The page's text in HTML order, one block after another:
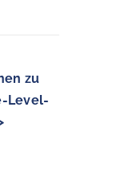
zu
Level-